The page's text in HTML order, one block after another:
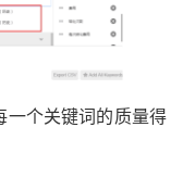
一个关键词的质量得